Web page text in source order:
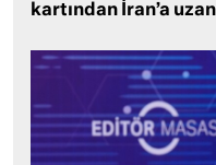
kartından İran’a